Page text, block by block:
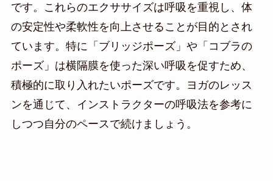
です。これらのエクササイズは呼吸を重視し、体
の安定性や柔軟性を向上させることが目的とされ
ています。特に「ブリッジポーズ」や「コブラの
ポーズ」は横隔膜を使った深い呼吸を促すため、
積極的に取り入れたいポーズです。ヨガのレッス
ンを通じて、インストラクターの呼吸法を参考に
しつつ自分のペースで続けましょう。